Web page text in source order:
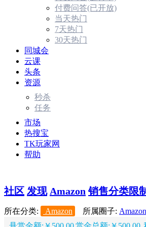
付费问答(已开放)
当天热门
7天热门
30天热门
同城会
云课
头条
资源
秒杀
任务
市场
热搜宝
TK玩家网
帮助
社区 发现 Amazon 销售分类限
所在分类: Amazon 所属圈子: Amazon